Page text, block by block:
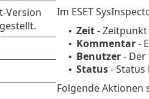
Im ESET
• Zeit- Zeitpunkt
• Kommentar-
• Benutzer- Der
• Status- Status
Folgende Aktionen